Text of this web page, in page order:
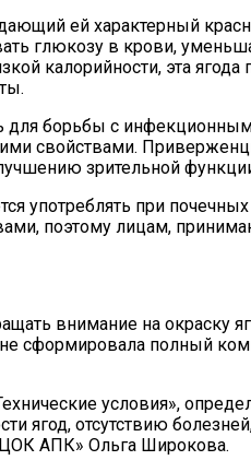
ей характерный
глюкозу в крови,
калорийности, эта
для борьбы с
свойствами.
зрительной
употреблять при
поэтому лицам,
внимание на окраску
не сформировала полный
условия»,
ягод, отсутствию
АПК» Ольга Широкова.